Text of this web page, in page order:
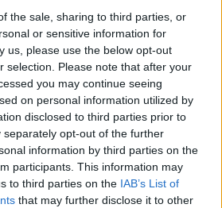
the sale, sharing to third parties, or
or sensitive information for
us, please use the below opt-out
selection. Please note that after your
you may continue seeing
on personal information utilized by
disclosed to third parties prior to
separately opt-out of the further
information by third parties on the
participants. This information may
to third parties on the IAB’s List of
that may further disclose it to other
általános iskolával, és mi jöhet
a kisgimnáziumok elitképzővé válása
a jelenlegi oktatási szerkezet
gyökeres reformjáért kiáltanak Dr.